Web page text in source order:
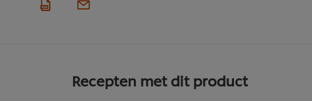
Recepten met dit product